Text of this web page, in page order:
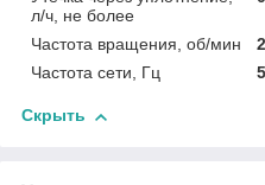
л/ч, не более
Частота вращения, об/мин
Частота сети, Гц
Скрыть